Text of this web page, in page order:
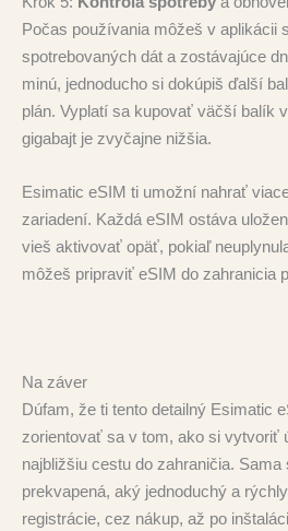
Počas používania môžeš v aplikácii
spotrebovaných dát a zostávajúce
minú, jednoducho si dokúpiš ďalší
plán. Vyplatí sa kupovať väčší balík
gigabajt je zvyčajne nižšia.
Esimatic eSIM ti umožní nahrať
zariadení. Každá eSIM ostáva
vieš aktivovať opäť, pokiaľ
môžeš pripraviť eSIM do zahranicia
Na záver
Dúfam, že ti tento detailný Esimatic
zorientovať sa v tom, ako si vytvoriť
najbližšiu cestu do zahraničia.
prekvapená, aký jednoduchý a
registrácie, cez nákup, až po